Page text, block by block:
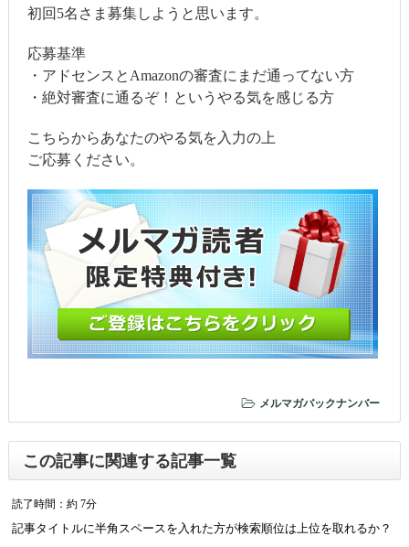
初回5名さま募集しようと思います。
応募基準
・アドセンスとAmazonの審査にまだ通ってない方
・絶対審査に通るぞ！というやる気を感じる方
こちらからあなたのやる気を入力の上
ご応募ください。
メルマガバックナンバー
この記事に関連する記事一覧
読了時間：約 7分
記事タイトルに半角スペースを入れた方が検索順位は上位を取れるか？